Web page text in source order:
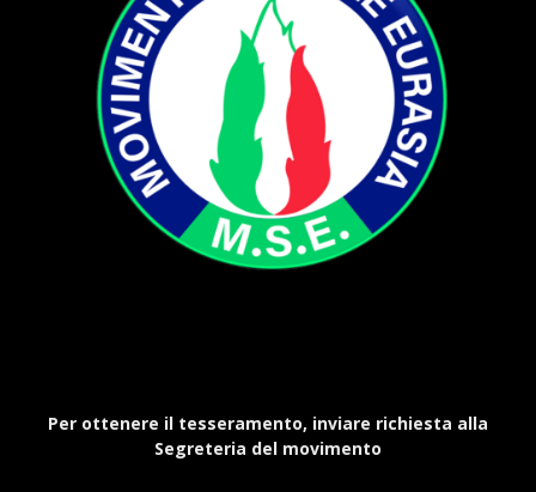
Per ottenere il tesseramento, inviare richiesta alla
Segreteria del movimento